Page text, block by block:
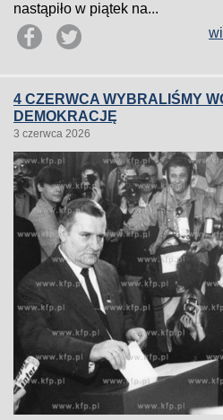
nastąpiło w piątek na...
4 CZERWCA WYBRALIŚMY
DEMOKRACJĘ
3 czerwca 2026